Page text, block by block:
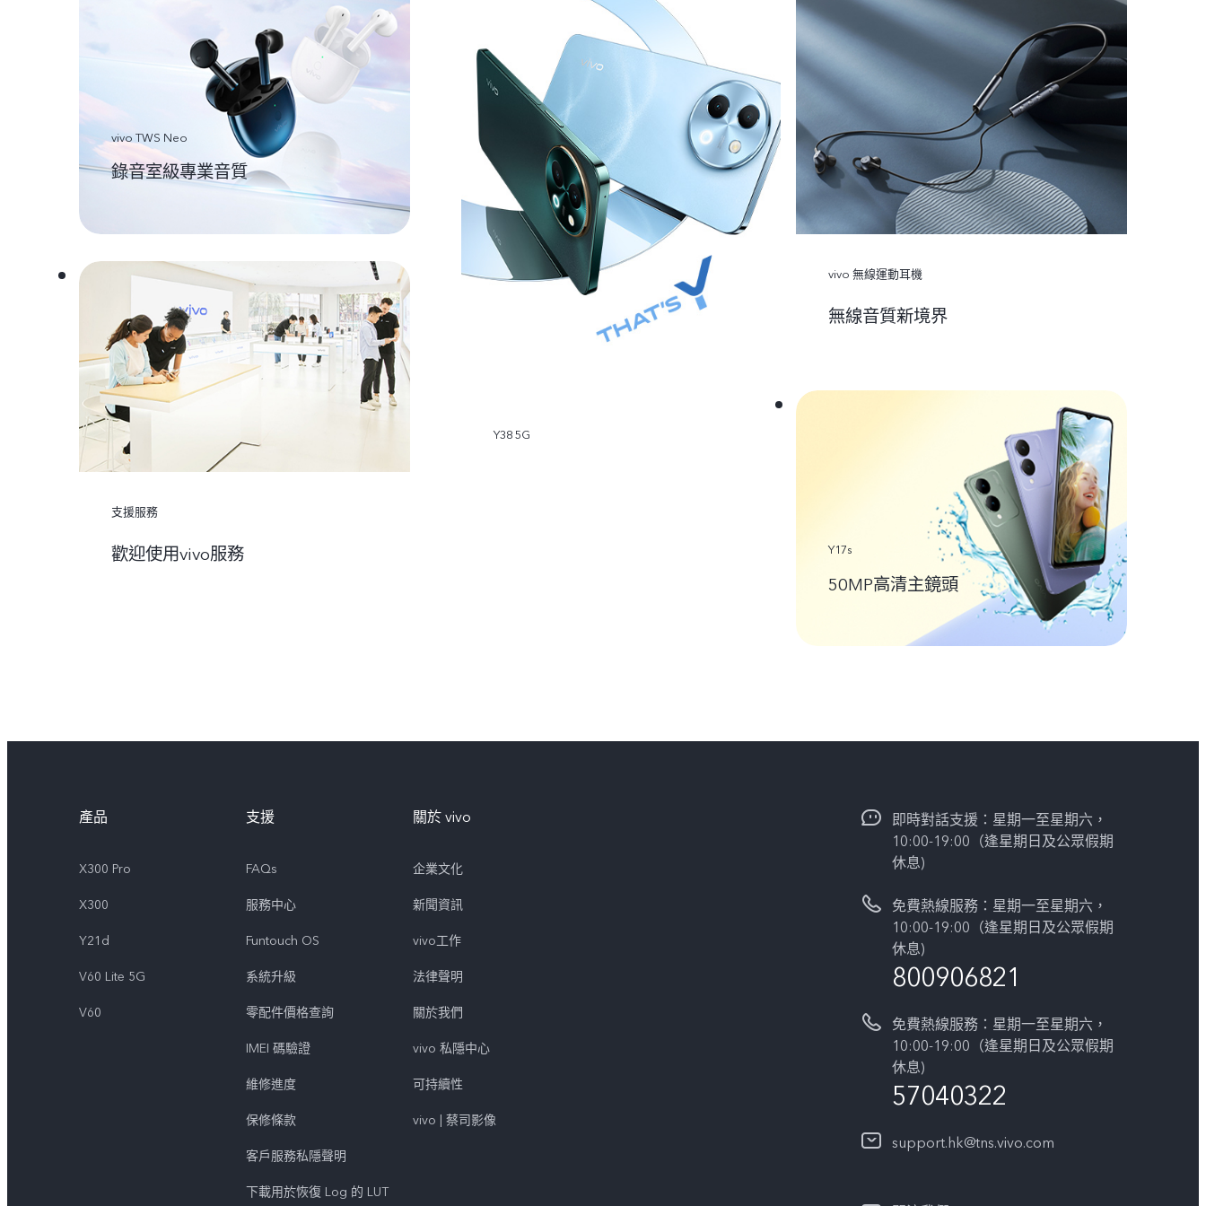
vivo TWS Neo
錄音室級專業音質
Y38 5G
vivo 無線運動耳機
無線音質新境界
支援服務
歡迎使用vivo服務 Y17s
50MP高清主鏡頭
產品
X300 Pro
X300
Y21d
V60 Lite 5G
V60
支援
FAQs
服務中心
Funtouch OS
系統升級
零配件價格查詢
IMEI 碼驗證
維修進度
保修條款
客戶服務私隱聲明
下載用於恢復 Log 的 LUT
關於 vivo
企業文化
新聞資訊
vivo工作
法律聲明
關於我們
vivo 私隱中心
可持續性
vivo | 蔡司影像
即時對話支援：星期一至星期六，
10:00-19:00（逢星期日及公眾假期
休息)
免費熱線服務：星期一至星期六，
10:00-19:00（逢星期日及公眾假期
休息)
800906821
免費熱線服務：星期一至星期六，
10:00-19:00（逢星期日及公眾假期
休息)
57040322
support.hk@tns.vivo.com